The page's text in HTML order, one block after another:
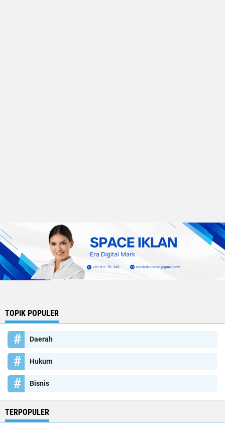
TOPIK POPULER
Daerah
Hukum
Bisnis
TERPOPULER